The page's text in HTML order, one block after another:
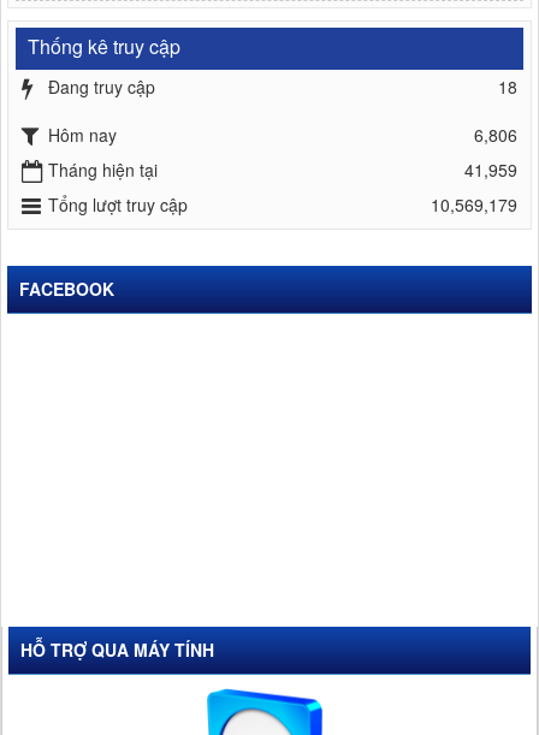
Thống kê truy cập
Đang truy cập
18
Hôm nay
6,806
Tháng hiện tại
41,959
Tổng lượt truy cập
10,569,179
FACEBOOK
HỖ TRỢ QUA MÁY TÍNH